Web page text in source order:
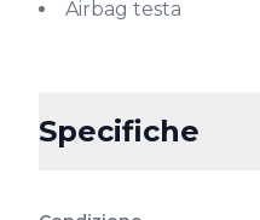
Airbag testa
Specifiche